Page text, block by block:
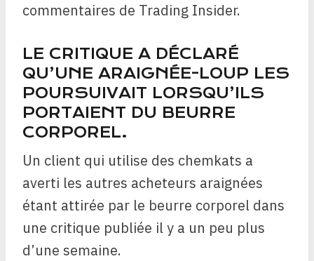
commentaires de Trading Insider.
LE CRITIQUE A DÉCLARÉ
QU’UNE ARAIGNÉE-LOUP LES
POURSUIVAIT LORSQU’ILS
PORTAIENT DU BEURRE
CORPOREL.
Un client qui utilise des chemkats a
averti les autres acheteurs araignées
étant attirée par le beurre corporel dans
une critique publiée il y a un peu plus
d’une semaine.